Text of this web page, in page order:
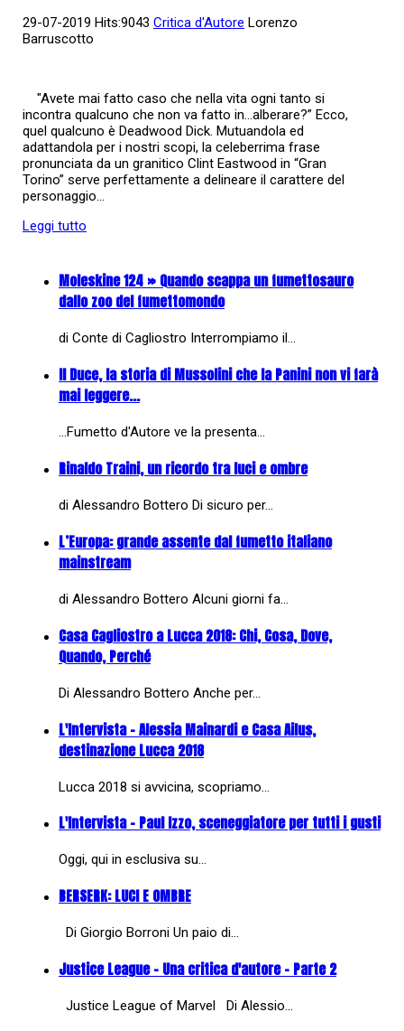
29-07-2019 Hits:9043 Critica d'Autore Lorenzo
Barruscotto
"Avete mai fatto caso che nella vita ogni tanto si
incontra qualcuno che non va fatto in…alberare?” Ecco,
quel qualcuno è Deadwood Dick. Mutuandola ed
adattandola per i nostri scopi, la celeberrima frase
pronunciata da un granitico Clint Eastwood in “Gran
Torino” serve perfettamente a delineare il carattere del
personaggio...
Leggi tutto
Moleskine 124 » Quando scappa un fumettosauro
dallo zoo del fumettomondo
di Conte di Cagliostro Interrompiamo il…
Il Duce, la storia di Mussolini che la Panini non vi farà
mai leggere...
...Fumetto d'Autore ve la presenta…
Rinaldo Traini, un ricordo tra luci e ombre
di Alessandro Bottero Di sicuro per…
L’Europa: grande assente dal fumetto italiano
mainstream
di Alessandro Bottero Alcuni giorni fa…
Casa Cagliostro a Lucca 2018: Chi, Cosa, Dove,
Quando, Perché
Di Alessandro Bottero Anche per…
L'Intervista - Alessia Mainardi e Casa Ailus,
destinazione Lucca 2018
Lucca 2018 si avvicina, scopriamo…
L'Intervista - Paul Izzo, sceneggiatore per tutti i gusti
Oggi, qui in esclusiva su…
BERSERK: LUCI E OMBRE
Di Giorgio Borroni Un paio di…
Justice League - Una critica d'autore - Parte 2
Justice League of Marvel Di Alessio…